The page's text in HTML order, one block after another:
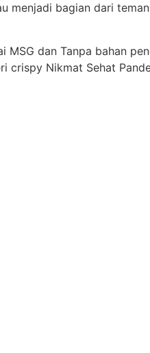
menjadi bagian dari
dan Tanpa bahan
crispy Nikmat Sehat